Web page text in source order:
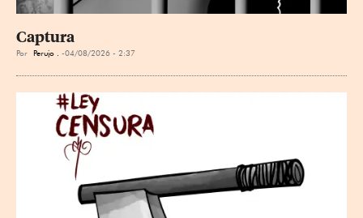
Captura
Por Perujo . 04/08/2026 - 2:37